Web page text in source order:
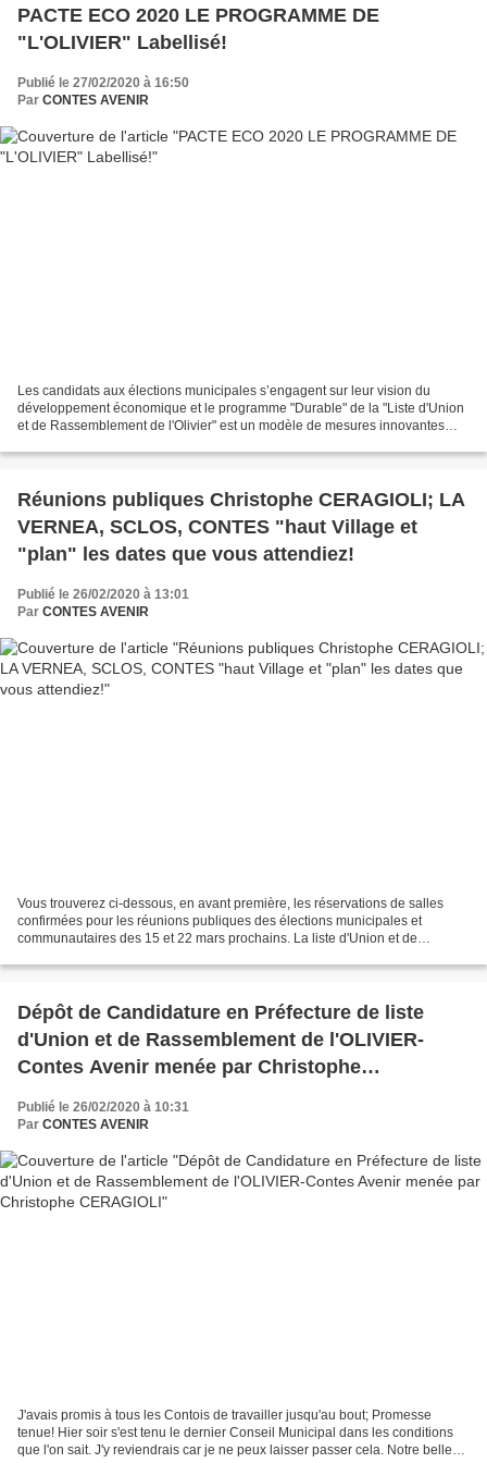
PACTE ECO 2020 LE PROGRAMME DE
"L'OLIVIER" Labellisé!
Publié le 27/02/2020 à 16:50
Par CONTES AVENIR
Les candidats aux élections municipales s’engagent sur leur vision du
développement économique et le programme "Durable" de la "Liste d'Union
et de Rassemblement de l'Olivier" est un modèle de mesures innovantes
Réunions publiques Christophe CERAGIOLI; LA
VERNEA, SCLOS, CONTES "haut Village et
"plan" les dates que vous attendiez!
Publié le 26/02/2020 à 13:01
Par CONTES AVENIR
Vous trouverez ci-dessous, en avant première, les réservations de salles
confirmées pour les réunions publiques des élections municipales et
communautaires des 15 et 22 mars prochains. La liste d'Union et de
Dépôt de Candidature en Préfecture de liste
d'Union et de Rassemblement de l'OLIVIER-
Contes Avenir menée par Christophe
Publié le 26/02/2020 à 10:31
Par CONTES AVENIR
J'avais promis à tous les Contois de travailler jusqu'au bout; Promesse
tenue! Hier soir s'est tenu le dernier Conseil Municipal dans les conditions
que l'on sait. J'y reviendrais car je ne peux laisser passer cela. Notre belle